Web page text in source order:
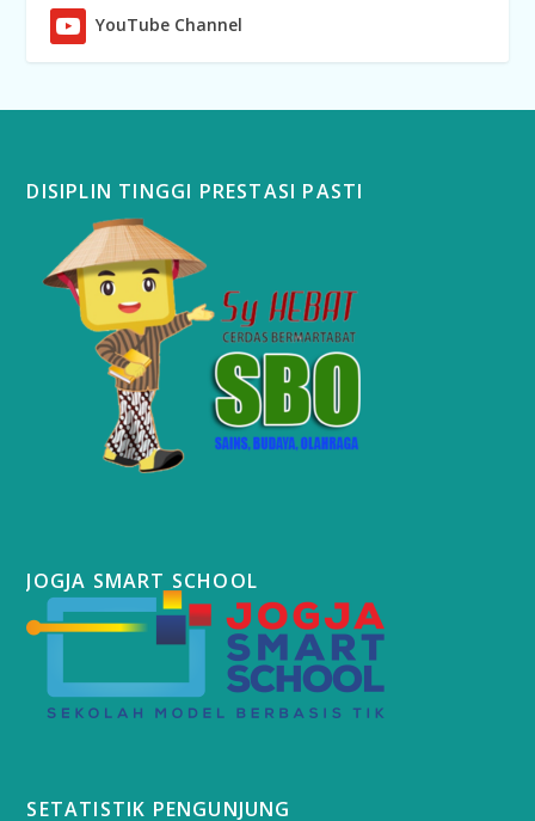
YouTube Channel
DISIPLIN TINGGI PRESTASI PASTI
JOGJA SMART SCHOOL
SETATISTIK PENGUNJUNG